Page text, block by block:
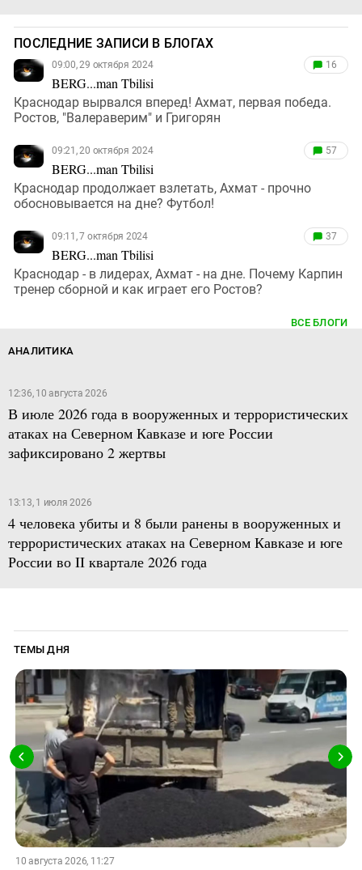
ПОСЛЕДНИЕ ЗАПИСИ В БЛОГАХ
09:00, 29 октября 2024
BERG...man Tbilisi
16
Краснодар вырвался вперед! Ахмат, первая победа.
Ростов, "Валераверим" и Григорян
09:21, 20 октября 2024
BERG...man Tbilisi
57
Краснодар продолжает взлетать, Ахмат - прочно
обосновывается на дне? Футбол!
09:11, 7 октября 2024
BERG...man Tbilisi
37
Краснодар - в лидерах, Ахмат - на дне. Почему Карпин
тренер сборной и как играет его Ростов?
ВСЕ БЛОГИ
АНАЛИТИКА
12:36, 10 августа 2026
В июле 2026 года в вооруженных и террористических
атаках на Северном Кавказе и юге России
зафиксировано 2 жертвы
13:13, 1 июля 2026
4 человека убиты и 8 были ранены в вооруженных и
террористических атаках на Северном Кавказе и юге
России во II квартале 2026 года
ТЕМЫ ДНЯ
10 августа 2026, 11:27